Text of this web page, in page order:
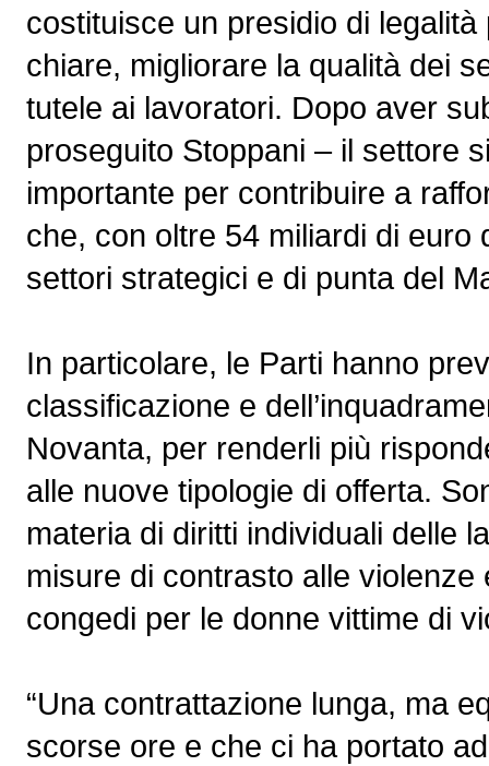
costituisce un presidio di
chiare, migliorare la qualità dei
tutele ai lavoratori. Dopo aver
proseguito Stoppani – il settore
importante per contribuire a
che, con oltre 54 miliardi di
settori strategici e di punta del
In particolare, le Parti hanno
classificazione e
Novanta, per renderli più
alle nuove tipologie di offerta.
materia di diritti individuali delle
misure di contrasto alle
congedi per le donne vittime di
“Una contrattazione lunga, ma
scorse ore e che ci ha portato